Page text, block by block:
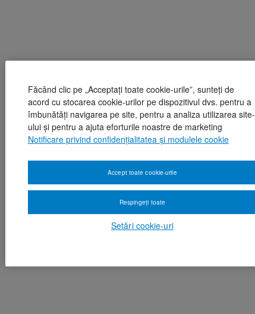
Făcând clic pe „Acceptați toate cookie-urile”, sunteți de
acord cu stocarea cookie-urilor pe dispozitivul dvs. pentru a
îmbunătăți navigarea pe site, pentru a analiza utilizarea site-
ului și pentru a ajuta eforturile noastre de marketing
Notificare privind confidențialitatea și modulele cookie
Setări cookie-uri
Respingeți toate
Accept toate cookie-urile